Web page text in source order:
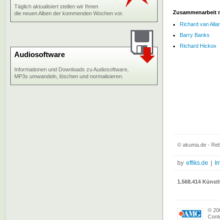
Zusammenarbeit
Richard van
Barry Banks
Richard Hickox
Täglich aktualisiert stellen wir Ihnen
die neuen Alben der kommenden Wochen vor.
Audiosoftware
Informationen und Downloads zu Audiosoftware,
MP3s umwandeln, löschen und normalisieren.
© akuma.de -
by effiks.de
1.568.414
©